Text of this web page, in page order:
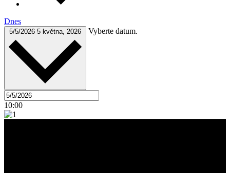
Dnes
5/5/2026 5 května, 2026 Vyberte datum.
10:00